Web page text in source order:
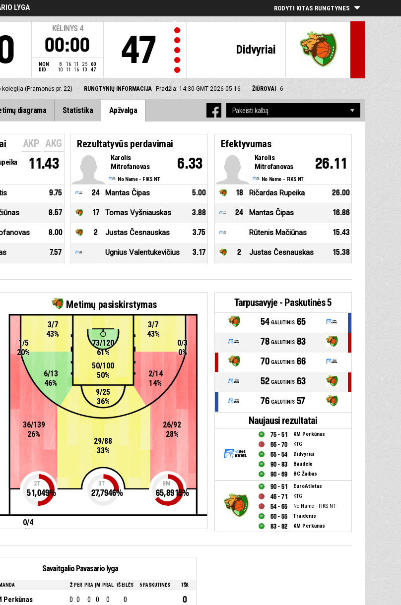
LYGA RODYTI KITAS RUNGTYNES
KĖLINYS 4
00:00
NON 8 16 11 25
60
DID
10 11 16 10 47
Didvyriai
47
kolegija (Pramonės pr. 22) RUNGTYNIŲ INFORMACIJA Pradžia: 14:30 GMT 2026-05-16 ŽIŪROVAI 6
diagrama Statistika Apžvalga
AKP AKG
11.43
9.75
8.57
8.00
7.57
Rezultatyvūs perdavimai
No Name - FIKS NT
Karolis
Mitrofanovas
6.33
24 Mantas Čipas 5.00
17 Tomas Vyšniauskas 3.88
2 Justas Česnauskas 3.75
Ugnius Valentukevičius 3.17
Efektyvumas
No Name - FIKS NT
Karolis
Mitrofanovas
26.11
18 Ričardas Rupeika 26.00
24 Mantas Čipas 16.86
Rūtenis Mačiūnas 15.43
2 Justas Česnauskas 15.38
Metimų pasiskirstymas
73/120
61%
26/92
28%
29/88
33%
36/139
26%
50/100
50%
0/4
0%
9/25
36%
3/7
43%
6/13
46%
3/7
43%
2/14
14%
0/3
0%
1/5
20%
2T
51,049%
3T
27,7946%
BM
65,8915%
Tarpusavyje - Paskutinės 5
rungtynės
54 GALUTINIS 65
78 GALUTINIS 83
70 GALUTINIS 66
52 GALUTINIS 63
76 GALUTINIS 57
Naujausi rezultatai
75 - 51 KM Perkūnas
66 - 70 KTG
65 - 54 Didvyriai
90 - 83 Baudelė
90 - 69 BC Žaibas
90 - 51 EuroAtletas
46 - 71 KTG
54 - 65 No Name - FIKS NT
60 - 55 Traidenis
83 - 82 KM Perkūnas
Savaitgalio Pavasario lyga
Ž PER PRA ĮM PRAL IŠ EILĖS 5 PASKUTINĖS TŠK
Perkūnas 0 0 0 0 0 0 0